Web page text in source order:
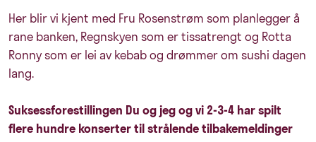
Her blir vi kjent med Fru Rosenstrøm som planlegger å
rane banken, Regnskyen som er tissatrengt og Rotta
Ronny som er lei av kebab og drømmer om sushi dagen
lang.
Suksessforestillingen Du og jeg og vi 2-3-4 har spilt
flere hundre konserter til strålende tilbakemeldinger